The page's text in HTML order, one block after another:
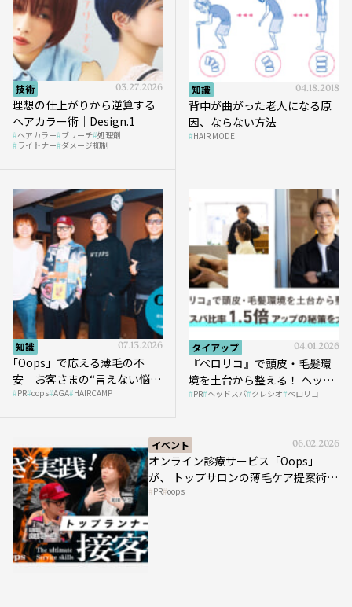
技術 03.27.2026
理想の仕上がりから逆算する
ヘアカラー術｜Design.1
ヘアカラー ブリーチ 処理剤
ライトナー ダメージ抑制
知識 04.18.2018
背中が曲がった老人になる原
因、ならない方法
HAIR MODE
知識 07.13.2026
｢Oops」で応える薄毛の不
安 お客さまの“言えない悩
み”にどう向き合う？ ＃01
PR oops AGA HAIRCAMP
タイアップ 04.01.2026
『ペロリコ』で頭皮・毛髪環
境を土台から整える！ ヘッド
スパ比率1.5倍アップの秘策を
PR ヘッドスパ クレシオ ペロリコ
イベント 06.02.2026
オンライン診療サービス「Oops」
が、 トップサロンの薄毛ケア提案術を
HAIRCAMPで公開！
PR oops